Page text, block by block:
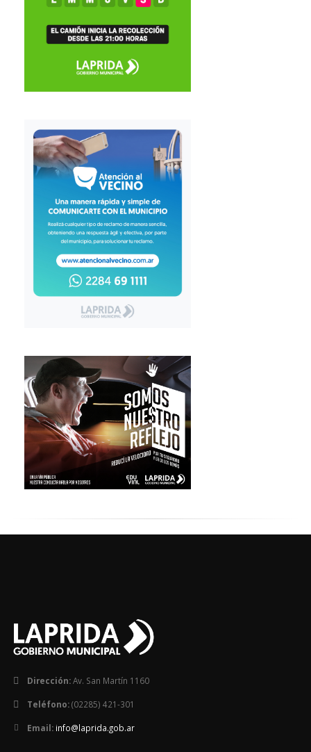
Dirección:Av. San Martín 1160
Teléfono:(02285) 421-301
Email: info@laprida.gob.ar